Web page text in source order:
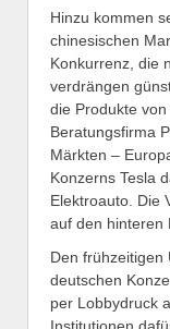
Hinzu kommen
chinesischen
Konkurrenz, die
verdrängen
die Produkte
Beratungsfirma
Märkten –
Konzerns Tesla
Elektroauto. Die
auf den hinteren
Den frühzeitigen
deutschen
per Lobbydruck